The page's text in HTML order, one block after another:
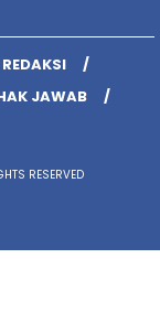
JAWAB
RESERVED